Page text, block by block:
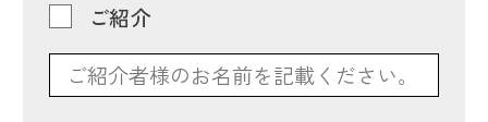
ご紹介